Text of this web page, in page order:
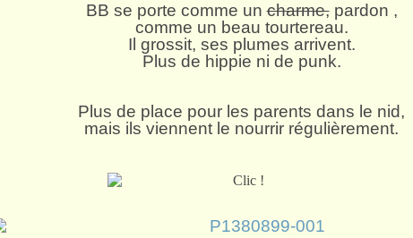
BB se porte comme uncharme,pardon ,
comme un beau tourtereau.
Il grossit, ses plumes arrivent.
Plus de hippie ni de punk.
Plus de place pour les parents dans le nid,
mais ils viennent le nourrir régulièrement.